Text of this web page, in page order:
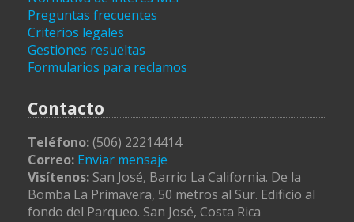
Preguntas frecuentes
Criterios legales
Gestiones resueltas
Formularios para reclamos
Contacto
Teléfono:(506) 22214414
Correo: Enviar mensaje
Visítenos: San José, Barrio La California. De la
Bomba La Primavera, 50 metros al Sur. Edificio al
fondo del Parqueo. San José, Costa Rica